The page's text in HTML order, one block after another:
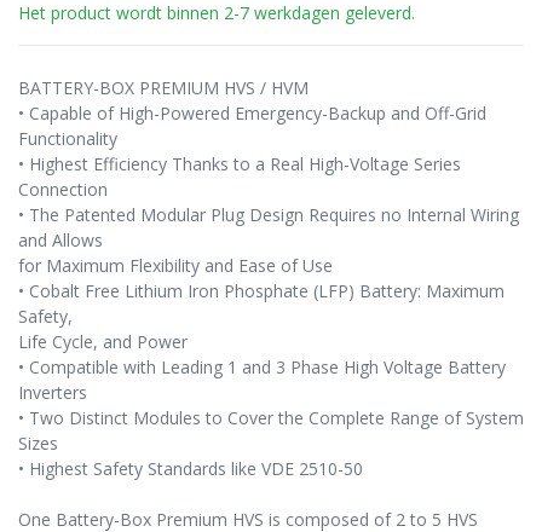
Het product wordt binnen 2-7 werkdagen geleverd.
BATTERY-BOX PREMIUM HVS / HVM
• Capable of High-Powered Emergency-Backup and Off-Grid
Functionality
• Highest Efficiency Thanks to a Real High-Voltage Series
Connection
• The Patented Modular Plug Design Requires no Internal Wiring
and Allows
for Maximum Flexibility and Ease of Use
• Cobalt Free Lithium Iron Phosphate (LFP) Battery: Maximum
Safety,
Life Cycle, and Power
• Compatible with Leading 1 and 3 Phase High Voltage Battery
Inverters
• Two Distinct Modules to Cover the Complete Range of System
Sizes
• Highest Safety Standards like VDE 2510-50
One Battery-Box Premium HVS is composed of 2 to 5 HVS